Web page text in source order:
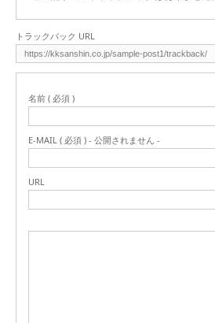
トラックバック URL
名前 ( 必須 )
E-MAIL ( 必須 ) - 公開されません -
URL